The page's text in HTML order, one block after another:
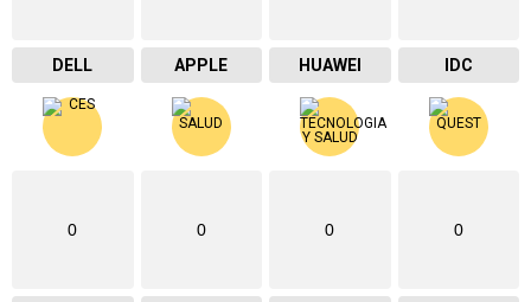
DELL APPLE HUAWEI IDC
0 0 0 0